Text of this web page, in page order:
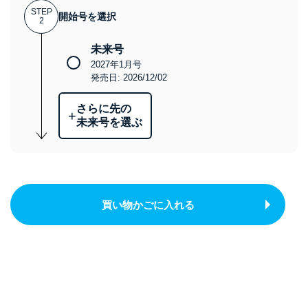
STEP
2
開始号を選択
未来号
2027年1月号
発売日: 2026/12/02
+さらに先の
未来号を選ぶ
買い物かごに入れる